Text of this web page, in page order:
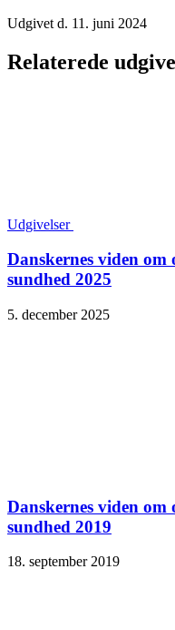
Udgivet d. 11. juni 2024
Relaterede
Udgivelser
Danskernes viden
sundhed 2025
5. december 2025
Danskernes viden
sundhed 2019
18. september 2019